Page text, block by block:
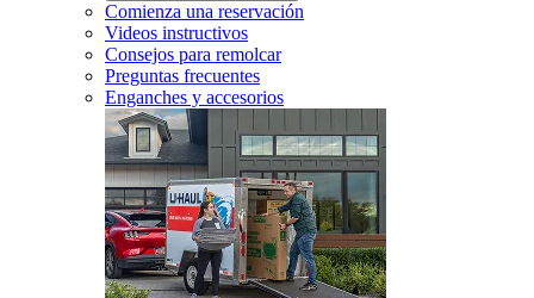
Comienza una reservación
Videos instructivos
Consejos para remolcar
Preguntas frecuentes
Enganches y accesorios